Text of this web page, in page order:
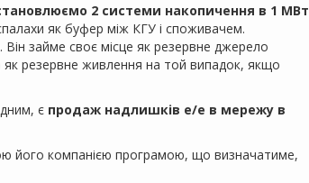
2 системи накопичення в 1 МВт
як буфер між КГУ і споживачем.
займе своє місце як резервне джерело
резервне живлення на той випадок, якщо
є продаж надлишків е/е в мережу в
його компанією програмою, що визначатиме,